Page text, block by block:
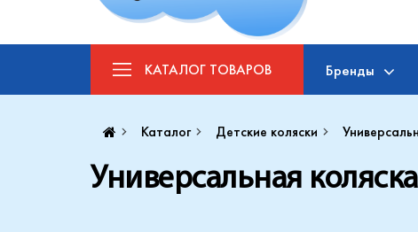
КАТАЛОГ ТОВАРОВ Бренды
Каталог Детские коляски
Универсальная